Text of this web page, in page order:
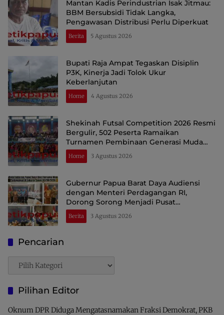
Mantan Kadis Perindustrian Isak Jitmau:
BBM Bersubsidi Tidak Langka,
Pengawasan Distribusi Perlu Diperkuat
Berita 5 Agustus 2026
Bupati Raja Ampat Tegaskan Disiplin
P3K, Kinerja Jadi Tolok Ukur
Keberlanjutan
Home 4 Agustus 2026
Shekinah Futsal Competition 2026 Resmi
Bergulir, 502 Peserta Ramaikan
Turnamen Pembinaan Generasi Muda
Raja Ampat
Home 3 Agustus 2026
Gubernur Papua Barat Daya Audiensi
dengan Menteri Perdagangan RI,
Dorong Sorong Menjadi Pusat
Perdagangan dan Ekspor Kawasan Timur
Indonesia
Berita 3 Agustus 2026
Pencarian
Pencarian
Pilihan Editor
Oknum DPR Diduga Mengatasnamakan Fraksi Demokrat, PKB